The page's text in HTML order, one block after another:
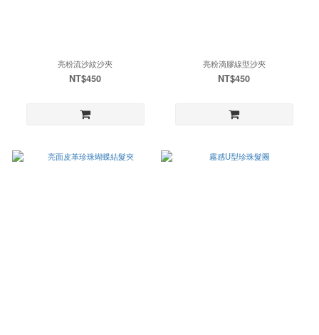
亮粉流沙紋沙夾
NT$450
亮粉滴膠線型沙夾
NT$450